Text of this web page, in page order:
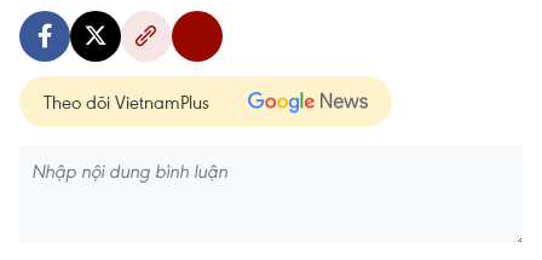
Theo dõi VietnamPlus